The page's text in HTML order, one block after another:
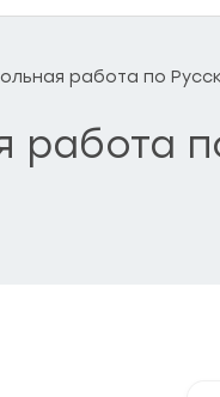
работа по
работа